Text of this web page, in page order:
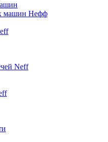
машин Нефф
Neff